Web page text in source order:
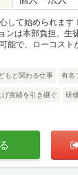
して始められます
ンは本部負担、生
能で、ローコス
もと関わる仕事 有名
げ実績を引き継ぐ 研